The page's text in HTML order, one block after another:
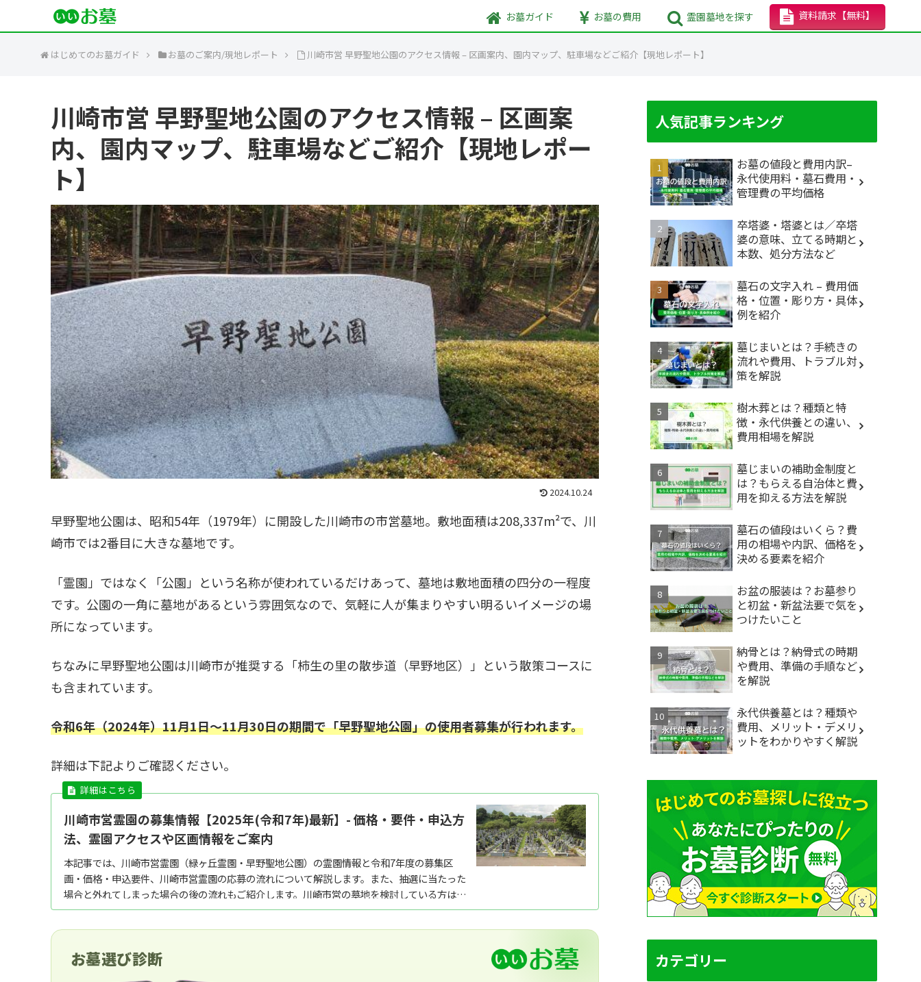
お墓ガイド お墓の費用 霊園墓地を探す 資料請求 【無料】
はじめてのお墓ガイド お墓のご案内/現地レポート 川崎市営 早野聖地公園のアクセス情報 – 区画案内、園内マップ、駐車場などご紹介【現地レポート】
川崎市営 早野聖地公園のアクセス情報 – 区画案
内、園内マップ、駐車場などご紹介【現地レポー
ト】
2024.10.24
早野聖地公園は、昭和54年（1979年）に開設した川崎市の市営墓地。敷地面積は208,337m²で、川
崎市では2番目に大きな墓地です。
「霊園」ではなく「公園」という名称が使われているだけあって、墓地は敷地面積の四分の一程度
です。公園の一角に墓地があるという雰囲気なので、気軽に人が集まりやすい明るいイメージの場
所になっています。
ちなみに早野聖地公園は川崎市が推奨する「柿生の里の散歩道（早野地区）」という散策コースに
も含まれています。
令和6年（2024年）11月1日～11月30日の期間で「早野聖地公園」の使用者募集が行われます。
詳細は下記よりご確認ください。
川崎市営霊園の募集情報【2025年(令和7年)最新】- 価格・要件・申込方
法、霊園アクセスや区画情報をご案内
本記事では、川崎市営霊園（緑ヶ丘霊園・早野聖地公園）の霊園情報と令和7年度の募集区
画・価格・申込要件、川崎市営霊園の応募の流れについて解説します。また、抽選に当たった
場合と外れてしまった場合の後の流れもご紹介します。川崎市営の墓地を検討している方は、
ぜひ参考にしてください。
お墓選び診断
人気記事ランキング
お墓の値段と費用内訳–
永代使用料・墓石費用・
管理費の平均価格
卒塔婆・塔婆とは／卒塔
婆の意味、立てる時期と
本数、処分方法など
墓石の文字入れ – 費用価
格・位置・彫り方・具体
例を紹介
墓じまいとは？手続きの
流れや費用、トラブル対
策を解説
樹木葬とは？種類と特
徴・永代供養との違い、
費用相場を解説
墓じまいの補助金制度と
は？もらえる自治体と費
用を抑える方法を解説
墓石の値段はいくら？費
用の相場や内訳、価格を
決める要素を紹介
お盆の服装は？お墓参り
と初盆・新盆法要で気を
つけたいこと
納骨とは？納骨式の時期
や費用、準備の手順など
を解説
永代供養墓とは？種類や
費用、メリット・デメリ
ットをわかりやすく解説
カテゴリー